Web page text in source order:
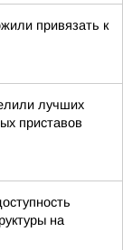
привязать к
лучших
приставов
на